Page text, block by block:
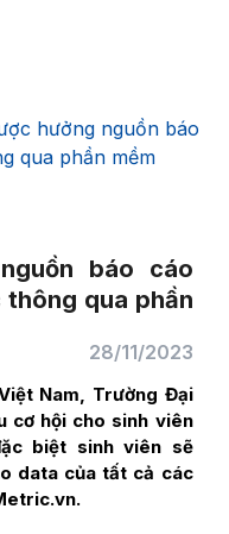
hưởng nguồn báo
qua phần mềm
báo cáo
qua phần
28/11/2023
Nam, Trường Đại
cơ hội cho sinh viên
biệt sinh viên sẽ
data của tất cả các